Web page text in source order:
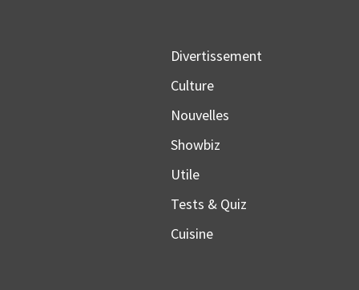
Divertissement
Culture
Nouvelles
Showbiz
Utile
Tests & Quiz
Cuisine